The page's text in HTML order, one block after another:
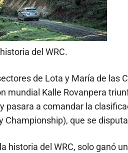
del WRC.
de Lota y María de las
mundial Kalle Rovanpera
pasara a comandar la
Championship), que se
historia del WRC, solo ganó